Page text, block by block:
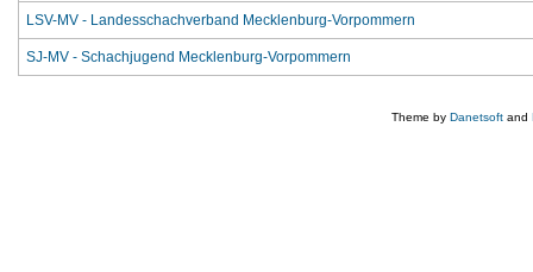
LSV-MV - Landesschachverband Mecklenburg-Vorpommern
SJ-MV - Schachjugend Mecklenburg-Vorpommern
Theme by Danetsoft and